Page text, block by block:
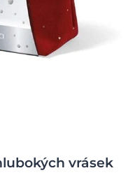
vrásek